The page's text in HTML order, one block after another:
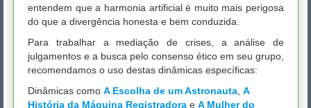
entendem que a harmonia artificial é muito mais perigosa
do que a divergência honesta e bem conduzida.
Para trabalhar a mediação de crises, a análise de
julgamentos e a busca pelo consenso ético em seu grupo,
recomendamos o uso destas dinâmicas específicas:
Dinâmicas como A Escolha de um Astronauta A
História da Máquina Registradora e A Mulher do